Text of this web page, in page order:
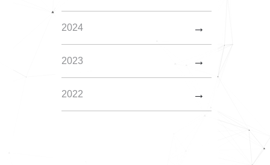
2024
2023
2022